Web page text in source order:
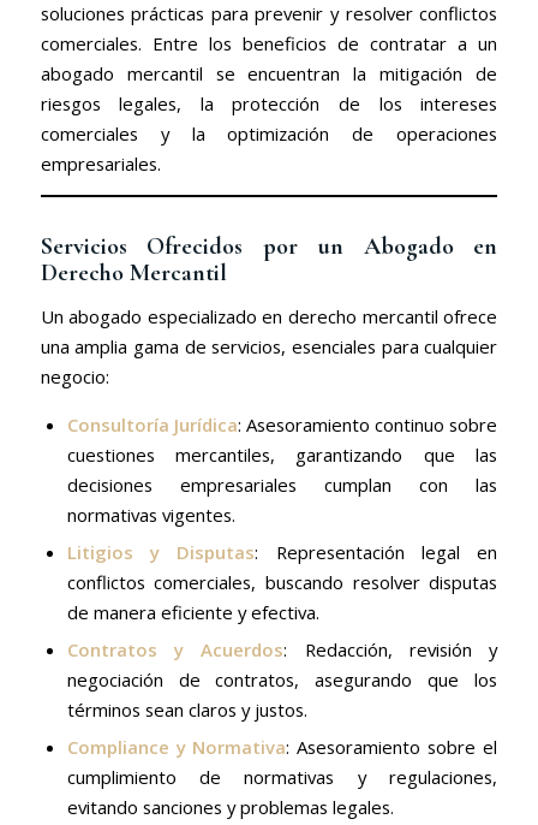
soluciones prácticas para prevenir y resolver conflictos
comerciales. Entre los beneficios de contratar a un
abogado mercantil se encuentran la mitigación de
riesgos legales, la protección de los intereses
comerciales y la optimización de operaciones
empresariales.
Servicios Ofrecidos por un Abogado en
Derecho Mercantil
Un abogado especializado en derecho mercantil ofrece
una amplia gama de servicios, esenciales para cualquier
negocio:
Consultoría Jurídica: Asesoramiento continuo sobre
cuestiones mercantiles, garantizando que las
decisiones empresariales cumplan con las
normativas vigentes.
Litigios y Disputas: Representación legal en
conflictos comerciales, buscando resolver disputas
de manera eficiente y efectiva.
Contratos y Acuerdos: Redacción, revisión y
negociación de contratos, asegurando que los
términos sean claros y justos.
Compliance y Normativa: Asesoramiento sobre el
cumplimiento de normativas y regulaciones,
evitando sanciones y problemas legales.